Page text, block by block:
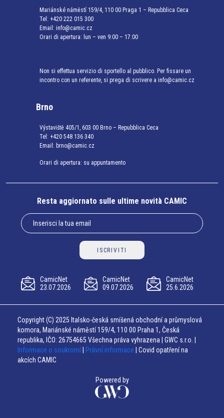
Mariánské náměstí 159/4, 110 00 Praga 1 – Repubblica Ceca
Tel: +420 222 015 300
Email: info@camic.cz
Orari di apertura: lun – ven 9:00 – 17:00
Non si effettua servizio di sportello al pubblico. Per fissare un
incontro con un referente, si prega di scrivere a info@camic.cz
Brno
Výstaviště 405/1, 603 00 Brno – Repubblica Ceca
Tel: +420 548 136 340
Email: brno@camic.cz
Orari di apertura: su appuntamento
Resta aggiornato sulle ultime novità CAMIC
ISCRIVITI
CamicNet
23.07.2026
CamicNet
09.07.2026
CamicNet
25.6.2026
Copyright (C) 2025 Italsko-česká smíšená obchodní a průmyslová
komora, Mariánské náměstí 159/4, 110 00 Praha 1, Česká
republika, IČO: 26754665 Všechna práva vyhrazena | GWC s.r.o. |
Informace o soukromí
Právní informace | Covid opatření na
akcích CAMIC
Powered by